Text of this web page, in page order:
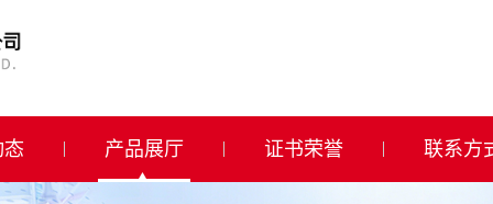
产品展厅 证书荣誉 联系方